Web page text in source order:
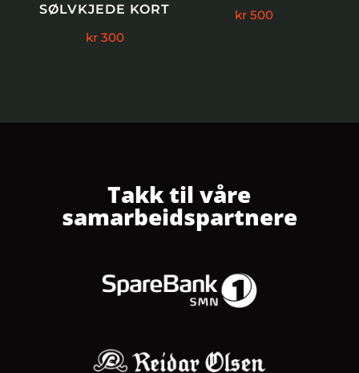
SØLVKJEDE KORT
kr300
kr 500
Takk til våre
samarbeidspartnere